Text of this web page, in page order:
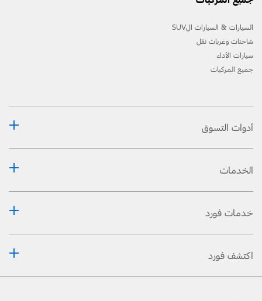
السيارات & السيارات الSUV
شاحنات وعربات نقل
سيارات الأداء
جميع المركبات
أدوات التسوق
الخدمات
خدمات فورد
اكتشف فورد